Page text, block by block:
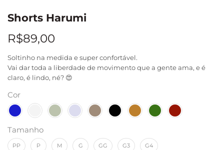
Shorts Harumi
R$89,00
Soltinho na medida e super confortável.
Vai dar toda a liberdade de movimento que a gente ama, e é
claro, é lindo, né? 😍
Cor
Tamanho
PP P M G GG G3 G4